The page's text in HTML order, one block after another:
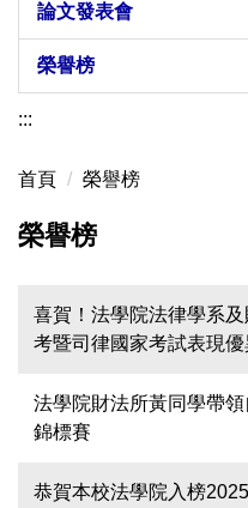
論文發表會
榮譽榜
:::
首頁 榮譽榜
榮譽榜
喜賀！法學院法律學系
考暨司律國家考試表現優
法學院財法所黃同學帶
錦標賽
恭賀本校法學院入榜